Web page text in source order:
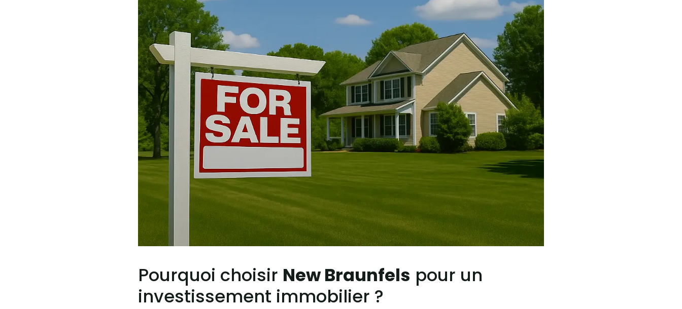
Pourquoi choisir New Braunfels pour un
investissement immobilier ?